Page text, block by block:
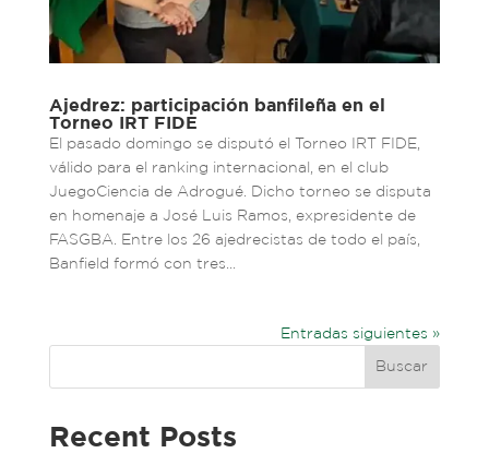
Ajedrez: participación banfileña en el
Torneo IRT FIDE
El pasado domingo se disputó el Torneo IRT FIDE,
válido para el ranking internacional, en el club
JuegoCiencia de Adrogué. Dicho torneo se disputa
en homenaje a José Luis Ramos, expresidente de
FASGBA. Entre los 26 ajedrecistas de todo el país,
Banfield formó con tres...
Entradas siguientes »
Buscar
Recent Posts